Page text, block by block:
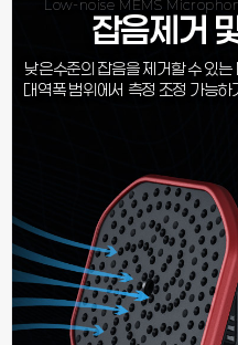
Low-noise MEMS
잡음제거
낮은수준의 잡음을 제거할 수
대역폭 범위에서 측정 조정 가능